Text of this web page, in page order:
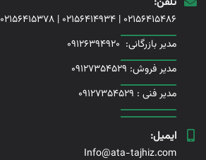
02156415486
|
02156414934
|
02156415378
مدیر بازرگانی: 09126394920
مدیر فروش: 09127354529
مدیر فنی : 09127354529
ایمیل:
Info@ata-tajhiz.com